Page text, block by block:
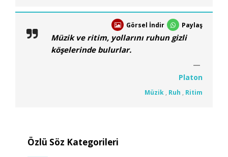
Görsel İndir Paylaş
Müzik ve ritim, yollarını ruhun gizli
köşelerinde bulurlar.
Platon
Müzik , Ruh , Ritim
Özlü Söz Kategorileri